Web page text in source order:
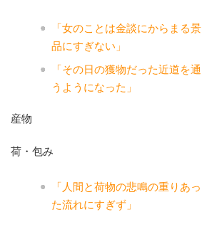
「女のことは金談にからまる景
品にすぎない」
「その日の獲物だった近道を通
うようになった」
産物
荷・包み
「人間と荷物の悲鳴の重りあっ
た流れにすぎず」